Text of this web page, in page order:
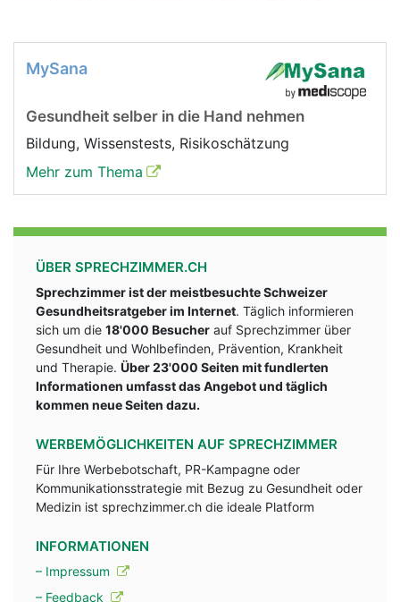
MySana
Gesundheit selber in die Hand nehmen
Bildung, Wissenstests, Risikoschätzung
Mehr zum Thema
ÜBER SPRECHZIMMER.CH
Sprechzimmer ist der meistbesuchte Schweizer
Gesundheitsratgeber im Internet. Täglich informieren
sich um die 18'000 Besucher auf Sprechzimmer über
Gesundheit und Wohlbefinden, Prävention, Krankheit
und Therapie. Über 23'000 Seiten mit fundlerten
Informationen umfasst das Angebot und täglich
kommen neue Seiten dazu.
WERBEMÖGLICHKEITEN AUF SPRECHZIMMER
Für Ihre Werbebotschaft, PR-Kampagne oder
Kommunikationsstrategie mit Bezug zu Gesundheit oder
Medizin ist sprechzimmer.ch die ideale Platform
INFORMATIONEN
– Impressum
– Feedback